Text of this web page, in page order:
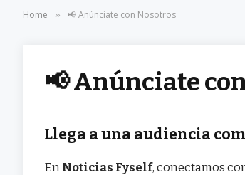
Home » 📢 Anúnciate con Nosotros
📢 Anúnciate
Llega a una audiencia
En Noticias Fyself, conectamos